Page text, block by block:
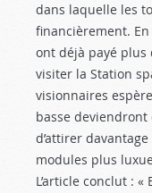
dans laquelle les
financièrement.
ont déjà payé
visiter la Station
visionnaires
basse
d’attirer
modules plus
L’article conclut :